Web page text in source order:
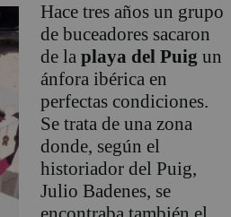
Hace tres años un grupo
de buceadores sacaron
de la playa del Puig un
ánfora ibérica en
perfectas condiciones.
Se trata de una zona
donde, según el
historiador del Puig,
Julio Badenes, se